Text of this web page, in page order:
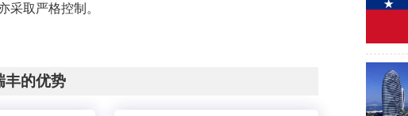
采取严格控制。
的优势